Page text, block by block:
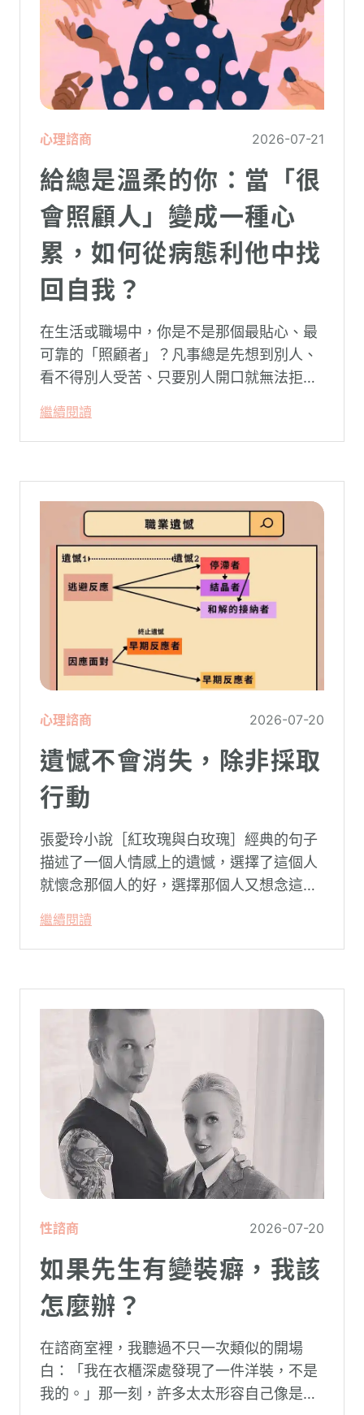
心理諮商 2026-07-21
給總是溫柔的你：當「很
會照顧人」變成一種心
累，如何從病態利他中找
回自我？
在生活或職場中，你是不是那個最貼心、最
可靠的「照顧者」？凡事總是先想到別人、
看不得別人受苦、只要別人開口就無法拒
常在夜深人靜時讓你感到莫名的心累與空
虛。
繼續閱讀
心理諮商 2026-07-20
遺憾不會消失，除非採取
行動
張愛玲小說［紅玫瑰與白玫瑰］經典的句子
描述了一個人情感上的遺憾，選擇了這個人
就懷念那個人的好，選擇那個人又想念這個
繼續閱讀
性諮商 2026-07-20
如果先生有變裝癖，我該
怎麼辦？
在諮商室裡，我聽過不只一次類似的開場
白：「我在衣櫃深處發現了一件洋裝，不是
我的。」那一刻，許多太太形容自己像是踩